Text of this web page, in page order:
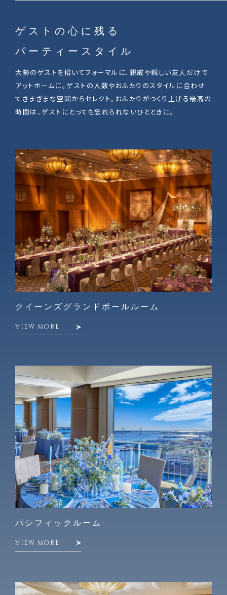
ゲストの心に残る
パーティースタイル
大勢のゲストを招いてフォーマルに、親戚や親しい友人だけで
アットホームに。ゲストの人数やおふたりのスタイルに合わせ
てさまざまな空間からセレクト。おふたりがつくり上げる最高の
時間は、ゲストにとっても忘れられないひとときに。
クイーンズグランドボールルーム
VIEW MORE
パシフィックルーム
VIEW MORE